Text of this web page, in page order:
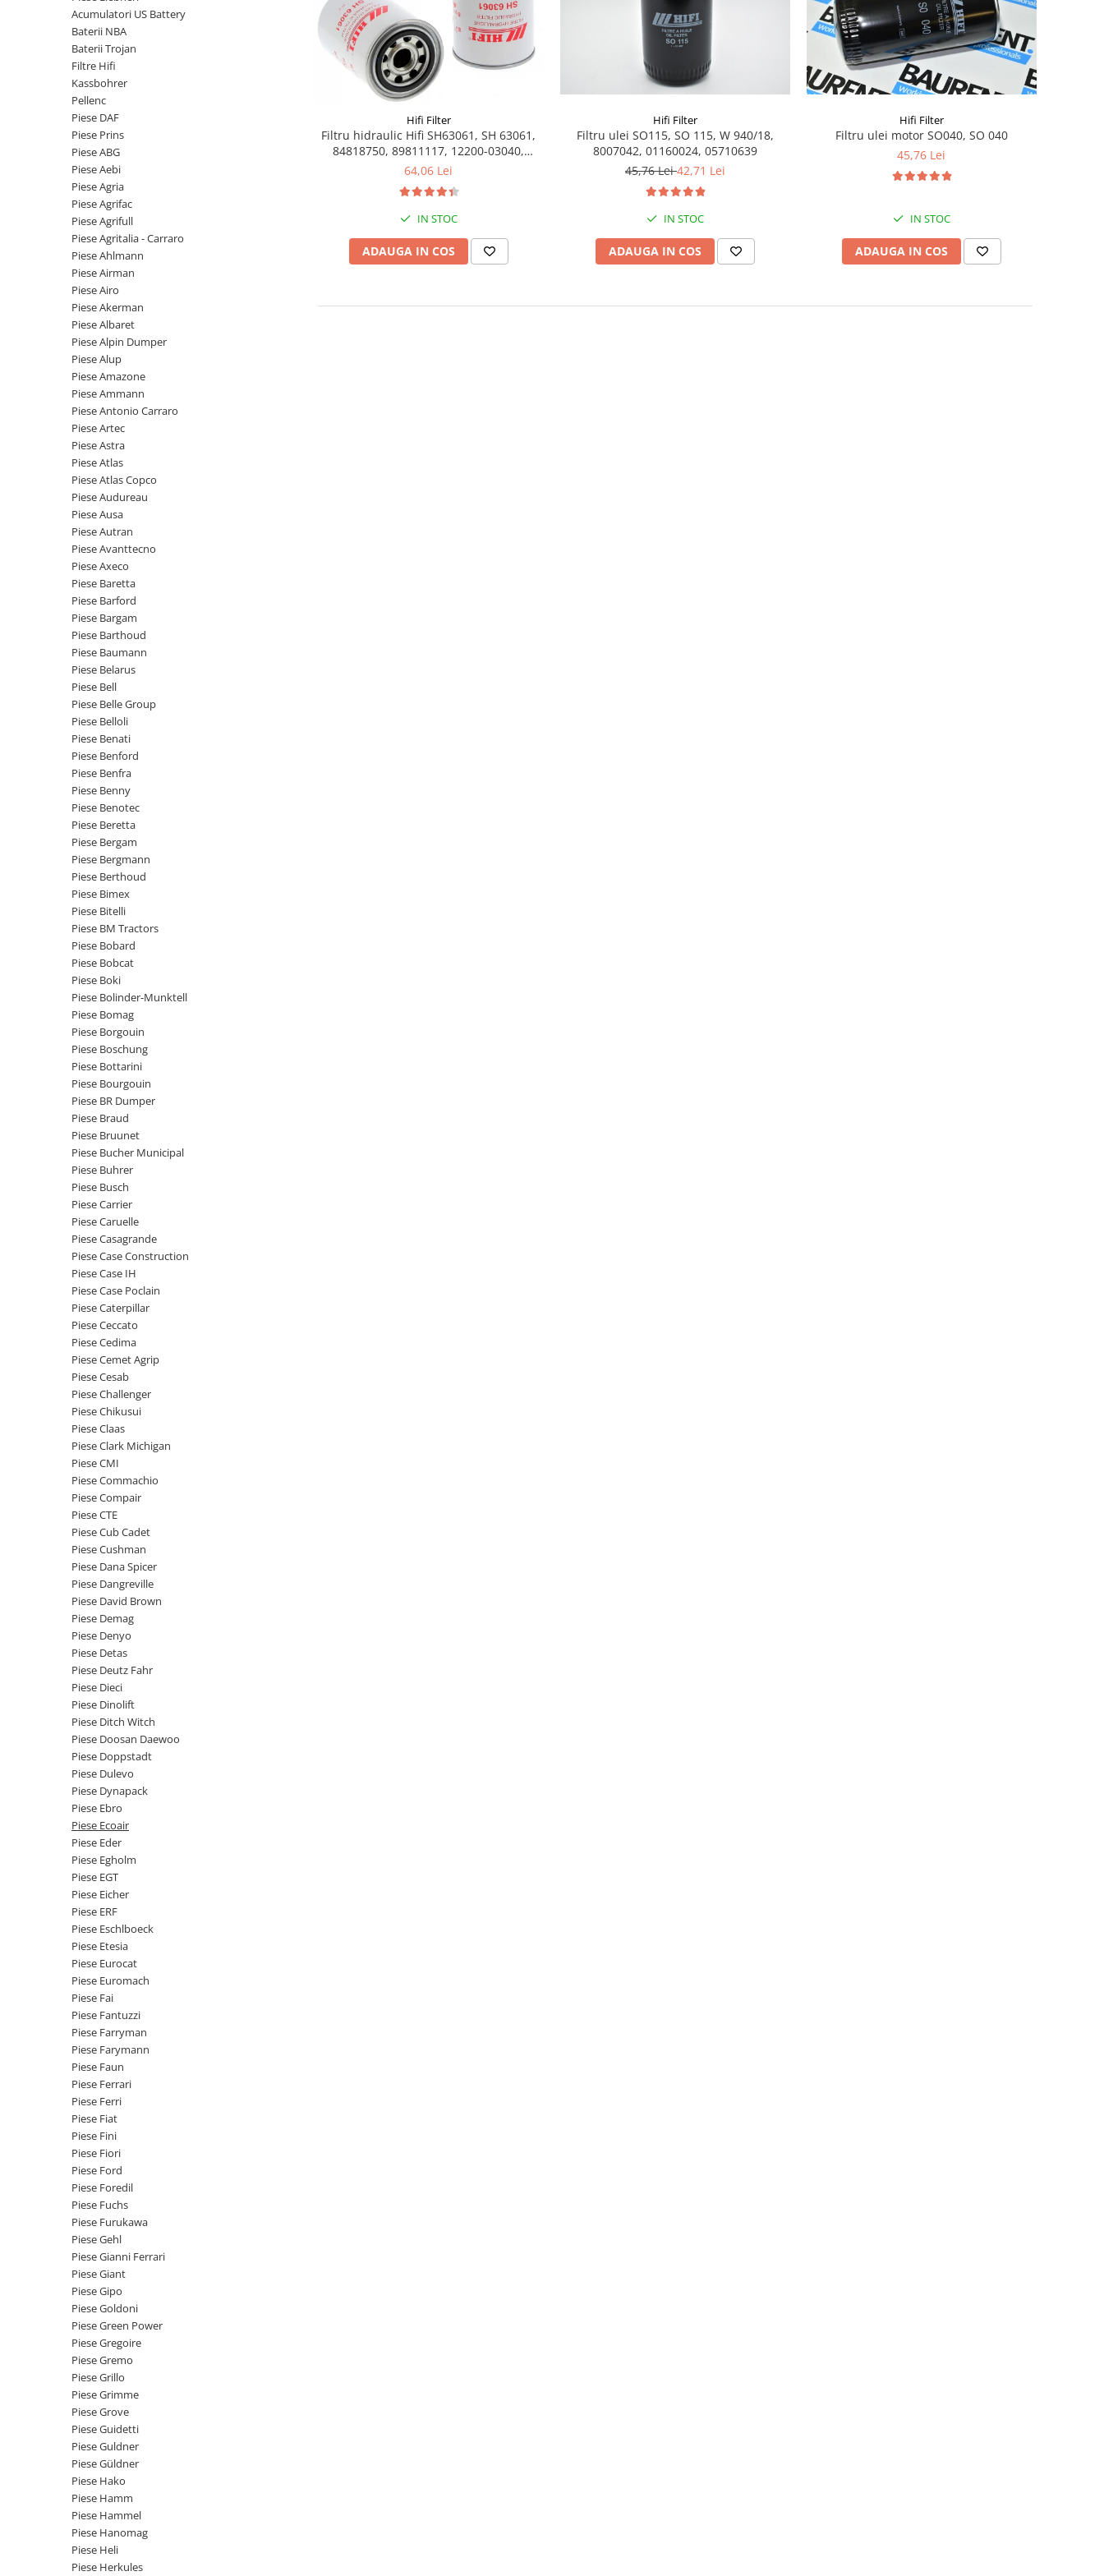
Diverse piese transmisie
Piese ambreiaj
Angrenaje transmisie
Grupuri conice
Convertizoare
Cruce cardan
Disc frictiune
Roti teren accidentat
Roti non-marking
Piulite roata
Butuc roata
Roata transpaleta
Piese motor
Alternatoare
Electromotoare
Pompa combustibil
Pompa de apa
Radiator racire ulei hidraulic
Radiator apa
Bobina de pornire
Bobina de oprire
Bobina de acceleratie
Curea alternator - transmisie
Curea distributie
Esapament
Busoane - dopuri
Ventilatoare
Pompa de ulei
Turbosuflanta
Diverse piese motor
Furtune si conducte
Vibrochen - ax came - arbore cotit
Camasa piston
Segmenti motor
Cablu acceleratie
Senzori de presiune ulei
Vaporizatoare
Radiatoare AC
Piese frana
Discuri de frana
Placute de frana
Pompa de frana - cilindru de frana
Frana utilaje
Supapa franare
Kit reparatii
Cabluri frana
Rezervor lichid de frana
Lichid de frana
Antigel frane
Piese fara categorie
Garnituri utilaje
Abtibilduri - Etichete
Piese electrice
Cabluri si mufe
Mufe si pini
Piese contact
Contactor 12V
Contactoare 24V
Contactoare 48V
Motoare electrice
Placa electronica
Contact general - Ciuperca
Becuri indicatoare
Potentiometre
Senzori de unghi
Bobina solenoid
Bobina 24V
Senzor presiune ulei
Senzori temperatura ulei
Senzori suprasarcina
Senzori proximitate
Senzori de viteza
Senzori stabilizare
Senzori de viraj
Senzori de inclinatie
Senzor temperatura apa
Burduf pentru intrerupator
Contact 2 pozitii
Contact 3 pozitii
Contact 4 pozitii
Selector 2 pozitii
Selector 3 pozitii
Intrerupator basculant 2 pozitii
Intrerupator 3 pozitii
Modul electronic
Lampi spate
Microintrerupator
Senzori utilaje
Calculatoare utilaje
Electrovalva - electroventil - electro
Bobina 12V
Senzor de vant - anemometru
Intrerupator 4 pozitii
Bobina 10V
Bobina 20V
Lampi semnalizare
Piese motor Yanmar
Piese Snorkel
Piese John Deere
Piese Vapormatic
Piese utilaje Fendt
Piese Case IH
Piese Dana Spicer
Piese Skyjack
Piese Bobcat
Piese Hyster
Piese Parker
Piese Hyundai
Piese Terex
Piese Lombardini
Piese Linde
Piese Multitel
Piese Massey Ferguson
Piese Steyr
Piese Landini
Piese New Holland
Piese Takeuchi
Piese Kobelco
Piese Jungheinrich
Piese Claas
Piese Iveco
Piese Nifty Lift
Piese Grove
Piese motor Perkins
Piese Deutz Fahr
Piese Atlas Copco
Piese Hitachi
Piese Vermeer
Piese Socage
Piese Kaeser
Piese Wacker Neuson
Piese David Brown
Piese Mc Cormick
Piese Lamborghini
Piese Same
Piese Renault
Piese Hurlimann
Piese Zetor
Piese Weidemann
Piese Sennebogen
Piese Timberjack
Piese Valmet Valtra
Piese Vogele
Piese Yuchai
Piese Zeppelin
Piese Schaeff
Piese Putzmeister
Piese Mitsubishi
Piese Matbro
Piese Lindner
Piese Kramer
Piese Kaiser
Piese Jacobsen
Piese Ingersoll Rand
Piese Hanomag
Piese Hamm
Piese Goldoni
Piese Furukawa
Piese Ferrari
Piese Dynapack
Piese Compair
Piese Cesab
Piese Case Construction
Piese Case Poclain
Piese Bomag
Piese Bobard
Piese Barthoud
Piese Baretta
Piese Benford
Piese Benati
Piese Belarus
Piese Baumann
Piese Barford
Piese Antonio Carraro
Piese Ammann
Piese Ahlmann
Piese SDMO
Piese Doosan Daewoo
Piese Agritalia - Carraro
Piese Doppstadt
Piese Kalmar
Piese Klemm
Piese Lansing Bagnall
Piese Laupetre
Acumulatori US Battery
Baterii NBA
Baterii Trojan
Filtre Hifi
Kassbohrer
Pellenc
Piese DAF
Piese Prins
Piese ABG
Piese Aebi
Piese Agria
Piese Agrifac
Piese Agrifull
Piese Agritalia - Carraro
Piese Ahlmann
Piese Airman
Piese Airo
Piese Akerman
Piese Albaret
Piese Alpin Dumper
Piese Alup
Piese Amazone
Piese Ammann
Piese Antonio Carraro
Piese Artec
Piese Astra
Piese Atlas
Piese Atlas Copco
Piese Audureau
Piese Ausa
Piese Autran
Piese Avanttecno
Piese Axeco
Piese Baretta
Piese Barford
Piese Bargam
Piese Barthoud
Piese Baumann
Piese Belarus
Piese Bell
Piese Belle Group
Piese Belloli
Piese Benati
Piese Benford
Piese Benfra
Piese Benny
Piese Benotec
Piese Beretta
Piese Bergam
Piese Bergmann
Piese Berthoud
Piese Bimex
Piese Bitelli
Piese BM Tractors
Piese Bobard
Piese Bobcat
Piese Boki
Piese Bolinder-Munktell
Piese Bomag
Piese Borgouin
Piese Boschung
Piese Bottarini
Piese Bourgouin
Piese BR Dumper
Piese Braud
Piese Bruunet
Piese Bucher Municipal
Piese Buhrer
Piese Busch
Piese Carrier
Piese Caruelle
Piese Casagrande
Piese Case Construction
Piese Case IH
Piese Case Poclain
Piese Caterpillar
Piese Ceccato
Piese Cedima
Piese Cemet Agrip
Piese Cesab
Piese Challenger
Piese Chikusui
Piese Claas
Piese Clark Michigan
Piese CMI
Piese Commachio
Piese Compair
Piese CTE
Piese Cub Cadet
Piese Cushman
Piese Dana Spicer
Piese Dangreville
Piese David Brown
Piese Demag
Piese Denyo
Piese Detas
Piese Deutz Fahr
Piese Dieci
Piese Dinolift
Piese Ditch Witch
Piese Doosan Daewoo
Piese Doppstadt
Piese Dulevo
Piese Dynapack
Piese Ebro
Piese Ecoair
Piese Eder
Piese Egholm
Piese EGT
Piese Eicher
Piese ERF
Piese Eschlboeck
Piese Etesia
Piese Eurocat
Piese Euromach
Piese Fai
Piese Fantuzzi
Piese Farryman
Piese Farymann
Piese Faun
Piese Ferrari
Piese Ferri
Piese Fiat
Piese Fini
Piese Fiori
Piese Ford
Piese Foredil
Piese Fuchs
Piese Furukawa
Piese Gehl
Piese Gianni Ferrari
Piese Giant
Piese Gipo
Piese Goldoni
Piese Green Power
Piese Gregoire
Piese Gremo
Piese Grillo
Piese Grimme
Piese Grove
Piese Guidetti
Piese Guldner
Piese Güldner
Piese Hako
Piese Hamm
Piese Hammel
Piese Hanomag
Piese Heli
Piese Herkules
Hifi Filter
Filtru hidraulic Hifi SH63061, SH 63061,
84818750, 89811117, 12200-03040,
E6050013, 6050013
64,06 Lei
IN STOC
ADAUGA IN COS
Hifi Filter
Filtru ulei SO115, SO 115, W 940/18,
8007042, 01160024, 05710639
45,76 Lei42,71 Lei
IN STOC
ADAUGA IN COS
Hifi Filter
Filtru ulei motor SO040, SO 040
45,76 Lei
IN STOC
ADAUGA IN COS